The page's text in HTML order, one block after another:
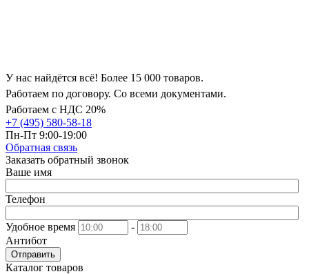
У нас найдётся всё! Более 15 000 товаров.
Работаем по договору. Со всеми документами.
Работаем с НДС 20%
+7 (495) 580-58-18
Пн-Пт 9:00-19:00
Обратная связь
Заказать обратный звонок
Ваше имя
Телефон
Удобное время
-
Антибот
Отправить
Каталог товаров